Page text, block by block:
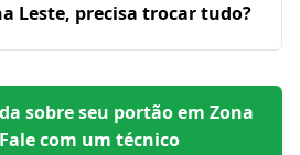
Leste, precisa trocar tudo?
sobre seu portão emZona
com um técnico